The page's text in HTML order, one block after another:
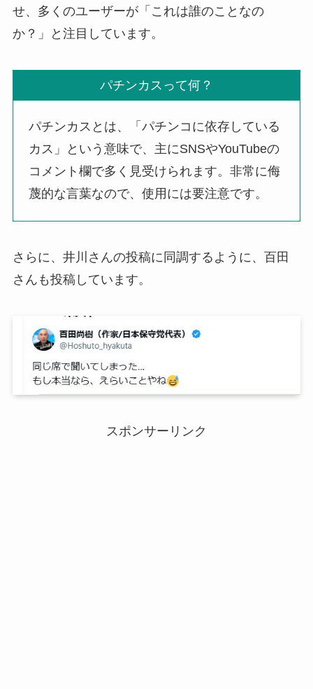
せ、多くのユーザーが「これは誰のことなの
か？」と注目しています。
パチンカスって何？
パチンカスとは、「パチンコに依存している
カス」という意味で、主にSNSやYouTubeの
コメント欄で多く見受けられます。非常に侮
蔑的な言葉なので、使用には要注意です。
さらに、井川さんの投稿に同調するように、百田
さんも投稿しています。
スポンサーリンク